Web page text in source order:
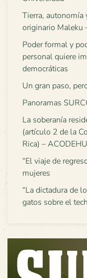
Tierra, autonomía
originario Maleku
Poder formal y
personal quiere
democráticas
Un gran paso,
Panoramas
La soberanía
(artículo 2 de la
Rica) – ACODEHU
“El viaje de
mujeres
“La dictadura de
gatos sobre el